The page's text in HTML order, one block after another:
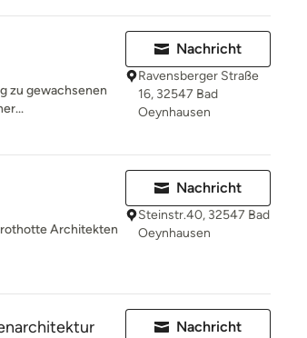
zu gewachsenen
Nachricht
Ravensberger Straße
16, 32547 Bad
Oeynhausen
Architekten
Nachricht
Steinstr.40, 32547 Bad
Oeynhausen
Nachricht